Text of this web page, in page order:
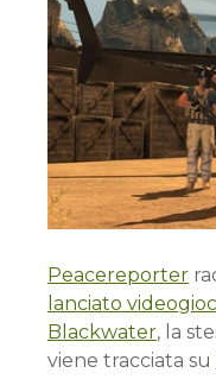
Peacereporter
lanciato
Blackwater, la
viene tracciata su